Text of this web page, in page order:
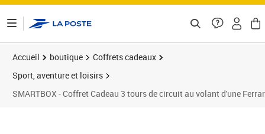
Accueil boutique
Coffrets cadeaux
Sport, aventure et loisirs
SMARTBOX - Coffret Cadeau 3 tours de circuit au volant d'une